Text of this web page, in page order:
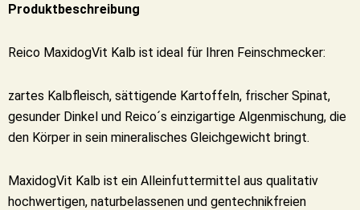
Produktbeschreibung
Reico MaxidogVit Kalb ist ideal für Ihren Feinschmecker:
zartes Kalbfleisch, sättigende Kartoffeln, frischer Spinat,
gesunder Dinkel und Reico´s einzigartige Algenmischung, die
den Körper in sein mineralisches Gleichgewicht bringt.
MaxidogVit Kalb ist ein Alleinfuttermittel aus qualitativ
hochwertigen, naturbelassenen und gentechnikfreien